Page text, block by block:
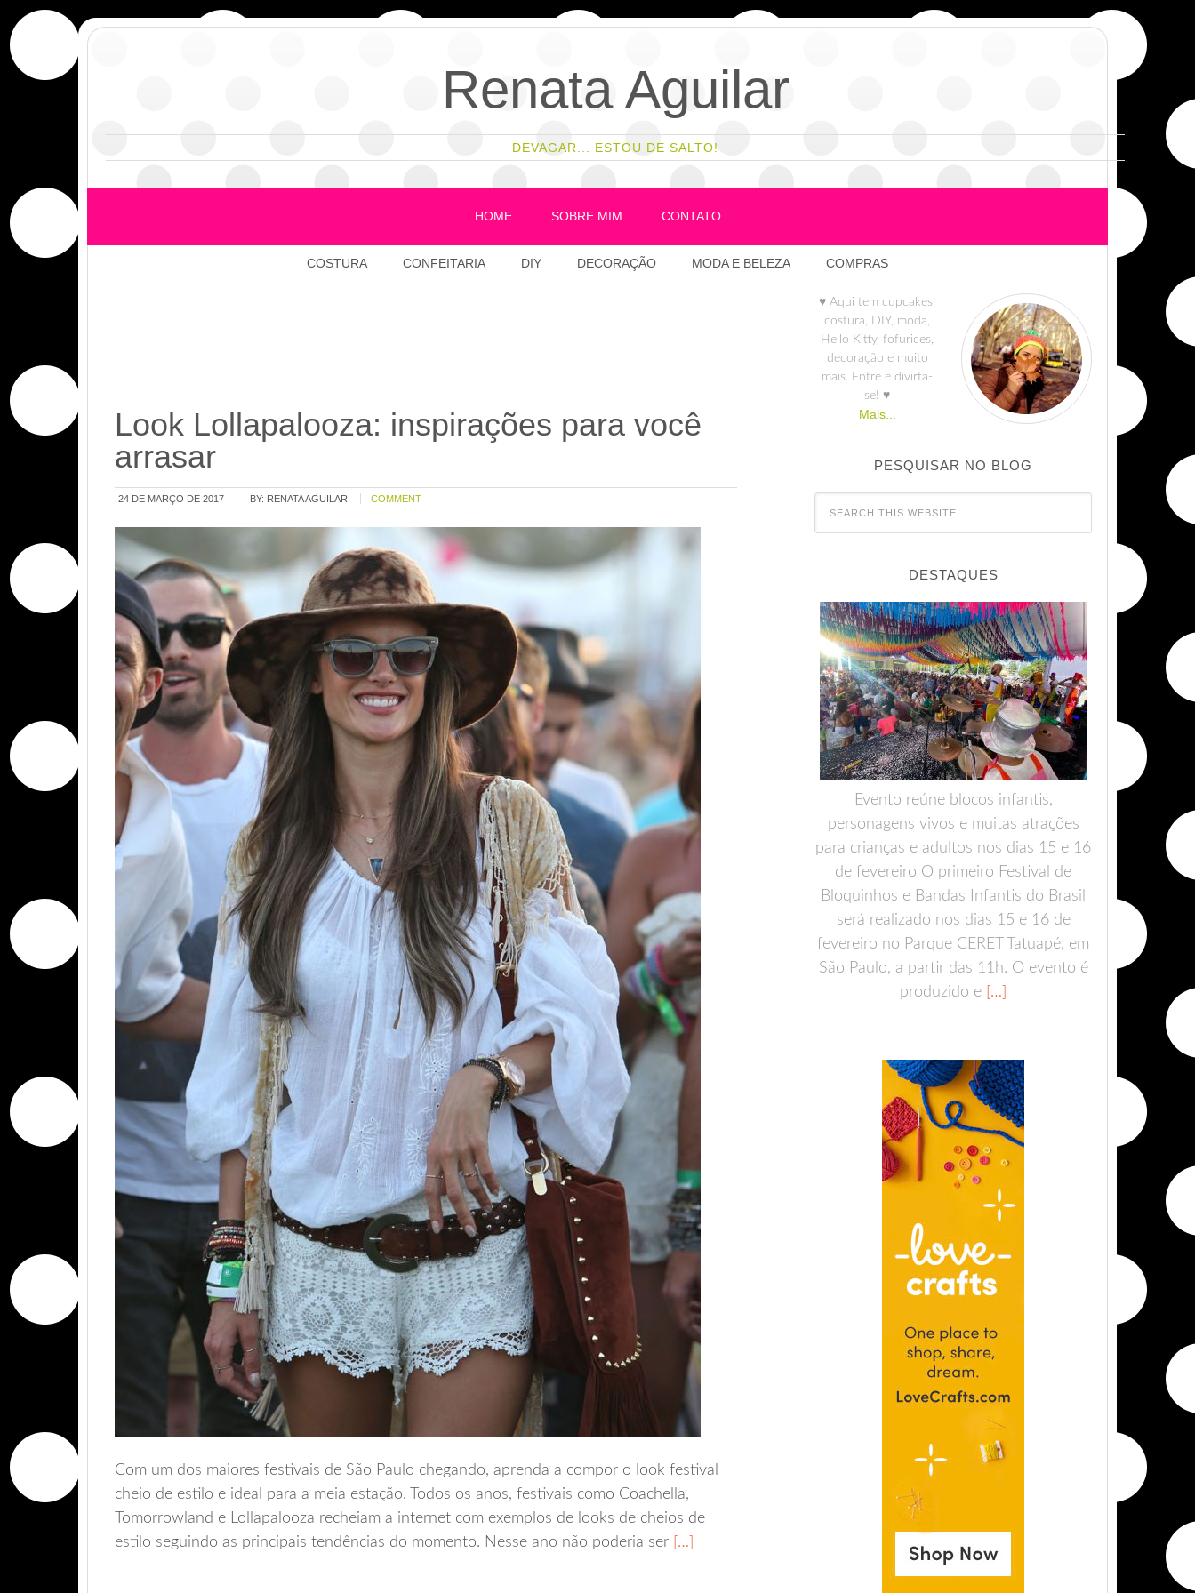
Renata Aguilar
DEVAGAR... ESTOU DE SALTO!
HOME SOBRE MIM CONTATO
COSTURA CONFEITARIA DIY DECORAÇÃO MODA E BELEZA COMPRAS
Look Lollapalooza: inspirações para você
arrasar
24 DE MARÇO DE 2017 BY: RENATA AGUILAR COMMENT
Com um dos maiores festivais de São Paulo chegando, aprenda a compor o look festival
cheio de estilo e ideal para a meia estação. Todos os anos, festivais como Coachella,
Tomorrowland e Lollapalooza recheiam a internet com exemplos de looks de cheios de
estilo seguindo as principais tendências do momento. Nesse ano não poderia ser […]
♥ Aqui tem cupcakes,
costura, DIY, moda,
Hello Kitty, fofurices,
decoração e muito
mais. Entre e divirta-
se! ♥
Mais...
PESQUISAR NO BLOG
DESTAQUES
Evento reúne blocos infantis,
personagens vivos e muitas atrações
para crianças e adultos nos dias 15 e 16
de fevereiro O primeiro Festival de
Bloquinhos e Bandas Infantis do Brasil
será realizado nos dias 15 e 16 de
fevereiro no Parque CERET Tatuapé, em
São Paulo, a partir das 11h. O evento é
produzido e […]